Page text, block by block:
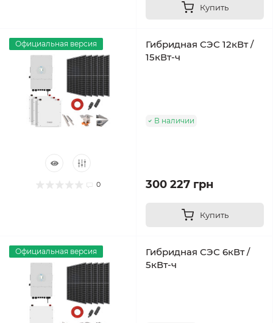
Купить
Официальная версия
0
Гибридная СЭС 12кВт /
15кВт-ч
В наличии
300 227 грн
Купить
Официальная версия
Гибридная СЭС 6кВт /
5кВт-ч